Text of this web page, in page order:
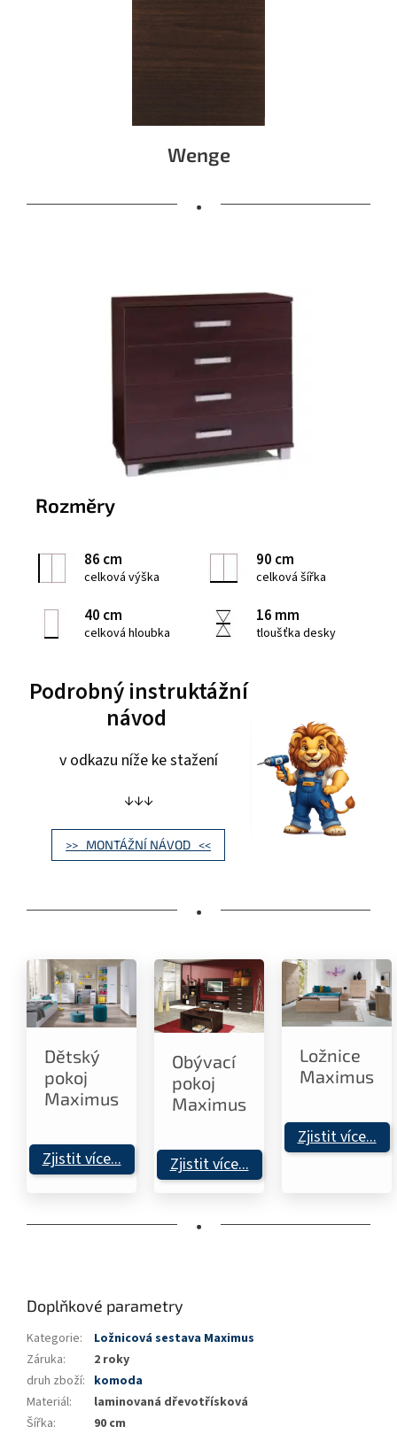
Wenge
•
Rozměry
86 cm
celková výška
90 cm
celková šířka
40 cm
celková hloubka
16 mm
tloušťka desky
Podrobný instruktážní
návod
v odkazu níže ke stažení
↓↓↓
>> MONTÁŽNÍ NÁVOD <<
•
Dětský
pokoj
Maximus
Zjistit více...
Obývací
pokoj
Maximus
Zjistit více...
Ložnice
Maximus
Zjistit více...
•
Doplňkové parametry
Kategorie:
Ložnicová sestava Maximus
Záruka:
2 roky
druh zboží: komoda
Materiál:
laminovaná dřevotřísková
Šířka:
90 cm